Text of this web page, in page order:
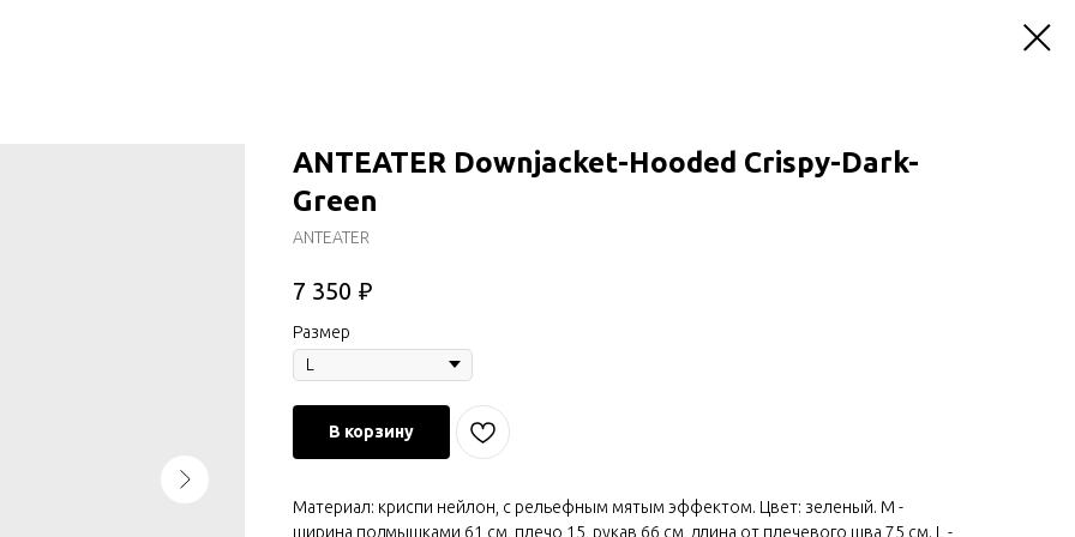
ANTEATER Downjacket-Hooded Crispy-Dark-
Green
ANTEATER
7 350 ₽
Размер
В корзину
Материал: криспи нейлон, с рельефным мятым эффектом. Цвет: зеленый. M -
ширина подмышками 61 см, плечо 15, рукав 66 см, длина от плечевого шва 75 см. L -